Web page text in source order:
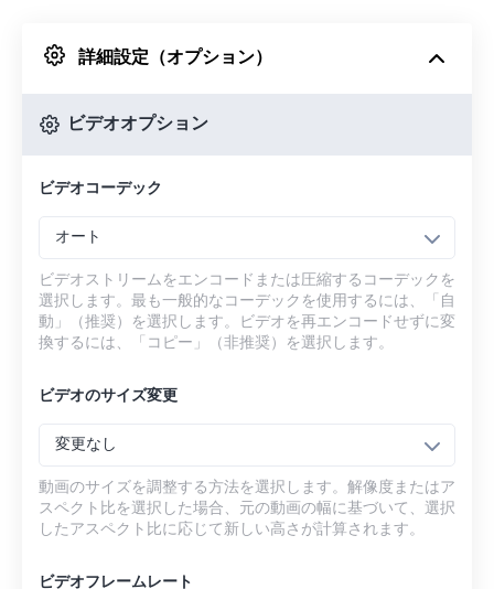
Googleドライブから
詳細設定（オプション）
ビデオオプション
ビデオコーデック
オート
ビデオストリームをエンコードまたは圧縮するコーデックを
選択します。最も一般的なコーデックを使用するには、「自
動」（推奨）を選択します。ビデオを再エンコードせずに変
換するには、「コピー」（非推奨）を選択します。
ビデオのサイズ変更
変更なし
動画のサイズを調整する方法を選択します。解像度またはア
スペクト比を選択した場合、元の動画の幅に基づいて、選択
したアスペクト比に応じて新しい高さが計算されます。
ビデオフレームレート